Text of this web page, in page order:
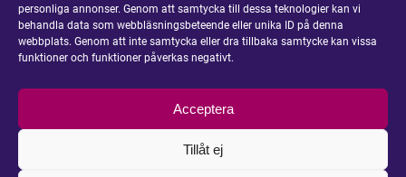
personliga annonser. Genom att samtycka till dessa teknologier kan vi
behandla data som webbläsningsbeteende eller unika ID på denna
webbplats. Genom att inte samtycka eller dra tillbaka samtycke kan vissa
funktioner och funktioner påverkas negativt.
Acceptera
Tillåt ej
Visselblåsarfunktionen
Har du uppmärksammat något som inte känns
rätt?Rapportera din misstanke om olämpligt
agerande eller oegentlighethär.